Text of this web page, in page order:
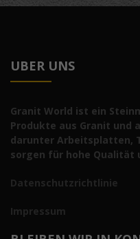
UBER UNS
Granit World ist ein
Produkte aus Granit und
darunter Arbeitsplatten,
sorgen für hohe Qualität
Datenschutzrichtlinie
Impressum